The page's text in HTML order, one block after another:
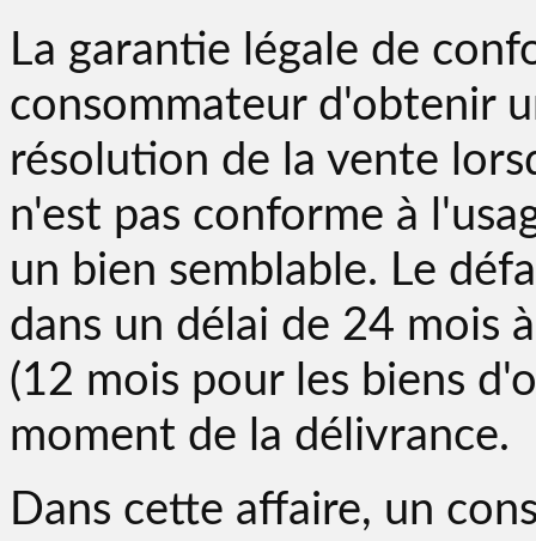
La garantie légale de
consommateur d'obtenir
résolution de la vente
n'est pas conforme à
un bien semblable. Le
dans un délai de 24 mois
(12 mois pour les biens
moment de la délivrance.
Dans cette affaire, un